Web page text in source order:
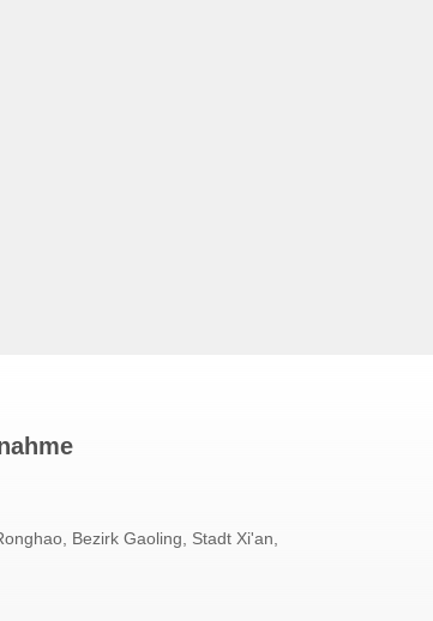
Bezirk Gaoling, Stadt Xi'an,